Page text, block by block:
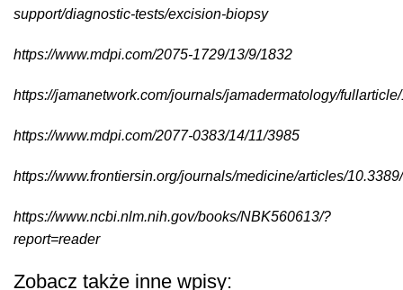
support/diagnostic-tests/excision-biopsy
https://www.mdpi.com/2075-1729/13/9/1832
https://jamanetwork.com/journals/jamadermatology/
https://www.mdpi.com/2077-0383/14/11/3985
https://www.frontiersin.org/journals/medicine/articles/
https://www.ncbi.nlm.nih.gov/books/NBK560613/?
report=reader
Zobacz także inne wpisy: